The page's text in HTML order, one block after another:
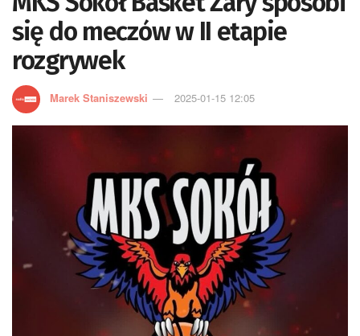
się do meczów w II etapie
rozgrywek
Marek Staniszewski 2025-01-15 12:05